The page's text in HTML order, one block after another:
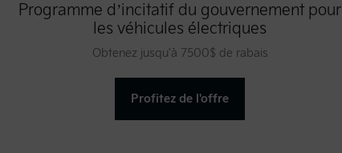
Programme d’incitatif du gouvernement pour
les véhicules électriques
Obtenez jusqu'à 7500$ de rabais
Profitez de l'offre